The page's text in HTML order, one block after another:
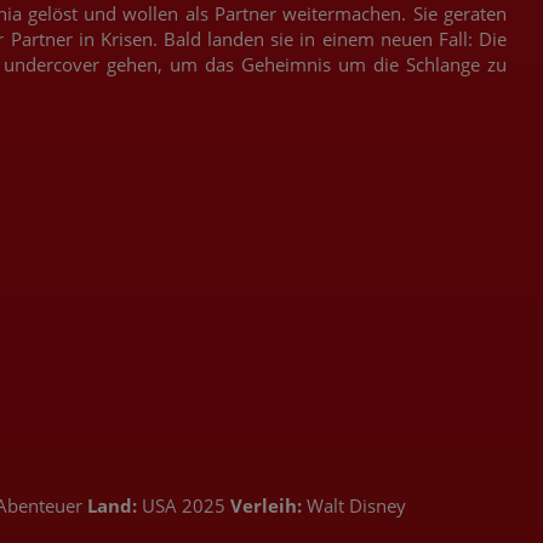
gelöst und wollen als Partner weitermachen. Sie geraten
in Krisen. Bald landen sie in einem neuen Fall: Die
gehen, um das Geheimnis um die Schlange zu
Land: USA 2025 Verleih: Walt Disney